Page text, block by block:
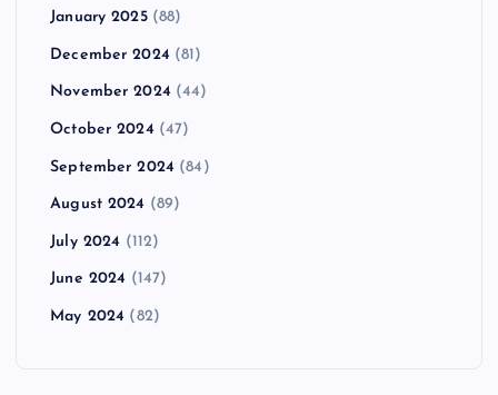
January 2025(88)
December 2024 (81)
November 2024 (44)
October 2024 (47)
September 2024 (84)
August 2024 (89)
July 2024 (112)
June 2024 (147)
May 2024 (82)